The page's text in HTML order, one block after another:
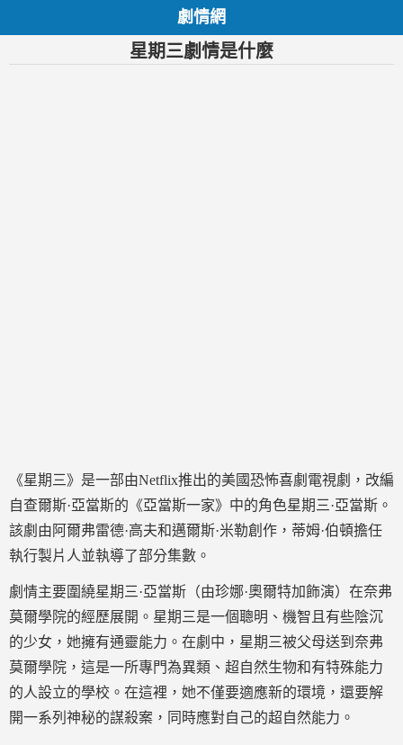
劇情網
星期三劇情是什麼
《星期三》是一部由Netflix推出的美國恐怖喜劇電視劇，改編
自查爾斯·亞當斯的《亞當斯一家》中的角色星期三·亞當斯。
該劇由阿爾弗雷德·高夫和邁爾斯·米勒創作，蒂姆·伯頓擔任
執行製片人並執導了部分集數。
劇情主要圍繞星期三·亞當斯（由珍娜·奧爾特加飾演）在奈弗
莫爾學院的經歷展開。星期三是一個聰明、機智且有些陰沉
的少女，她擁有通靈能力。在劇中，星期三被父母送到奈弗
莫爾學院，這是一所專門為異類、超自然生物和有特殊能力
的人設立的學校。在這裡，她不僅要適應新的環境，還要解
開一系列神秘的謀殺案，同時應對自己的超自然能力。